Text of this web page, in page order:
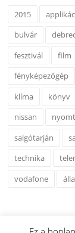
2015
bulvár
fesztivál
film
fényképezőgép
klíma
könyv
nissan
salgótarján
technika
vodafone